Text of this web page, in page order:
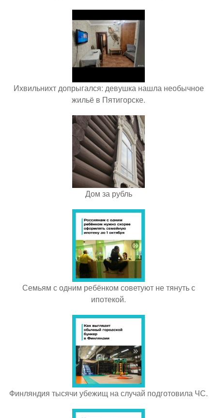
Ихвильнихт допрыгался: девушка нашла необычное
жильё в Пятигорске.
Дом за рубль
Семьям с одним ребёнком советуют не тянуть с
ипотекой.
Финляндия тысячи убежищ на случай подготовила ЧС.